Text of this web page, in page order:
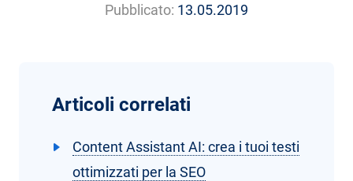
Pubblicato: 13.05.2019
Articoli correlati
Content Assistant AI: crea i tuoi testi
ottimizzati per la SEO